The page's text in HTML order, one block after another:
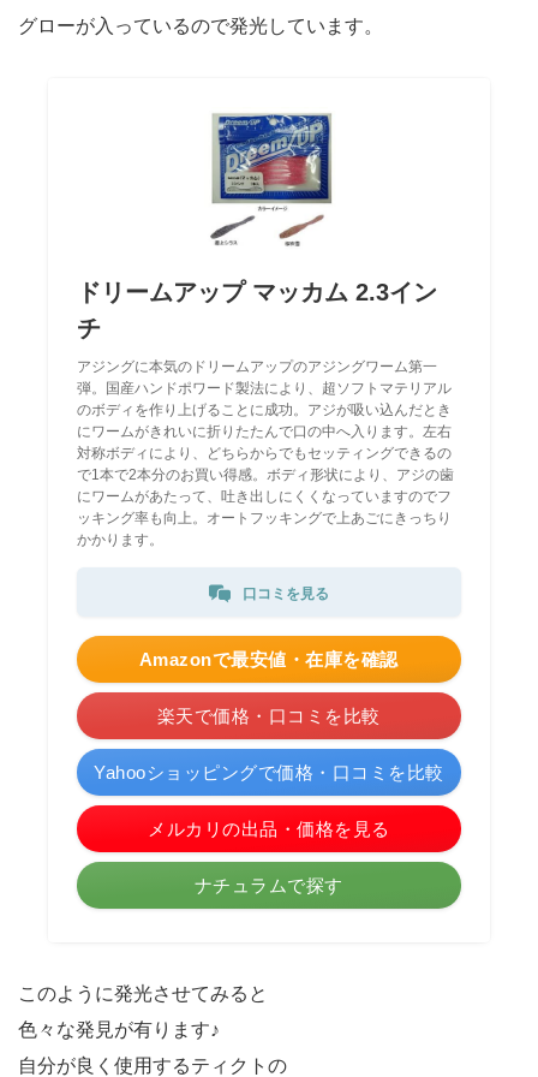
グローが入っているので発光しています。
ドリームアップ マッカム 2.3イン
チ
アジングに本気のドリームアップのアジングワーム第一
弾。国産ハンドポワード製法により、超ソフトマテリアル
のボディを作り上げることに成功。アジが吸い込んだとき
にワームがきれいに折りたたんで口の中へ入ります。左右
対称ボディにより、どちらからでもセッティングできるの
で1本で2本分のお買い得感。ボディ形状により、アジの歯
にワームがあたって、吐き出しにくくなっていますのでフ
ッキング率も向上。オートフッキングで上あごにきっちり
かかります。
口コミを見る
Amazonで最安値・在庫を確認
楽天で価格・口コミを比較
Yahooショッピングで価格・口コミを比較
メルカリの出品・価格を見る
ナチュラムで探す
このように発光させてみると
色々な発見が有ります♪
自分が良く使用するティクトの